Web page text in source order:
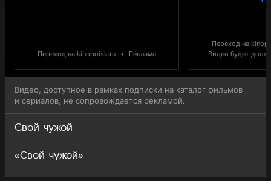
Переход на kinopoisk.ru • Реклама
Переход на
Видео будет
Видео, доступное в рамках подписки на каталог фильмов
и сериалов, не сопровождается рекламой.
Свой-чужой
«Свой-чужой»